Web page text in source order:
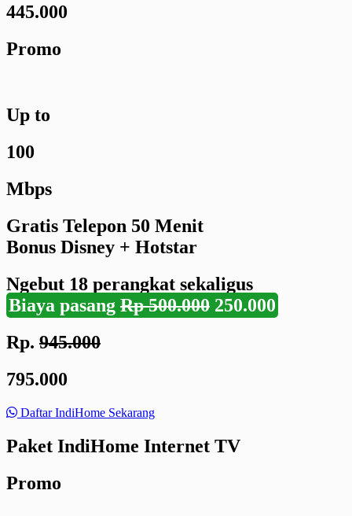
445.000
Promo
Up to
100
Mbps
Gratis Telepon 50 Menit
Bonus Disney + Hotstar
Ngebut 18 perangkat sekaligus
Biaya pasang Rp 500.000 250.000
Rp. 945.000
795.000
Daftar IndiHome Sekarang
Paket IndiHome Internet TV
Promo